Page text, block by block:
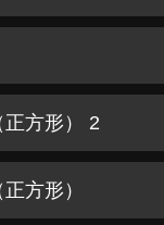
方形） 2
方形）